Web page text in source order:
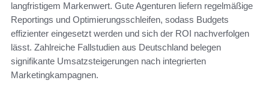
langfristigem Markenwert. Gute Agenturen liefern regelmäßige
Reportings und Optimierungsschleifen, sodass Budgets
effizienter eingesetzt werden und sich der ROI nachverfolgen
lässt. Zahlreiche Fallstudien aus Deutschland belegen
signifikante Umsatzsteigerungen nach integrierten
Marketingkampagnen.